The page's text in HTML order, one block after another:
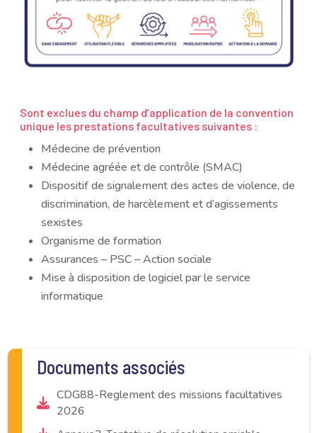
Sont exclues du champ d’application de la convention
unique les prestations facultatives suivantes :
Médecine de prévention
Médecine agréée et de contrôle (SMAC)
Dispositif de signalement des actes de violence, de
discrimination, de harcèlement et d’agissements
sexistes
Organisme de formation
Assurances – PSC – Action sociale
Mise à disposition de logiciel par le service
informatique
Documents associés
CDG88-Reglement des missions facultatives
2026